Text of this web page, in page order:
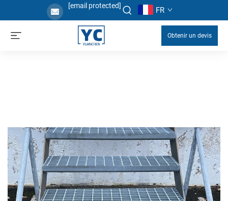
[email protected] FR
Obtenir un devis